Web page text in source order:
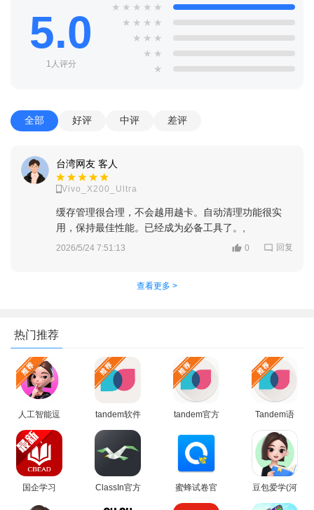
3、多种复习方式自由选择，分享趣味学习方式和小技巧。
5.0
1人评分
★ ★ ★ ★ ★
★ ★ ★ ★
★ ★ ★
★ ★
★
全部 好评 中评 差评
台湾网友 客人
Vivo_X200_Ultra
缓存管理很合理，不会越用越卡。自动清理功能很实
用，保持最佳性能。已经成为必备工具了。,
2026/5/24 7:51:13 0 回复
查看更多 >
热门推荐
人工智能逗
鲍app下载
安装最新版
tandem软件
官方下载
tandem官方
卓版
Tandem语
言交换软件
安卓最新版
国企学习
ClassIn官方
蜜蜂试卷官
方正版2026
豆包爱学(河
马爱学)app